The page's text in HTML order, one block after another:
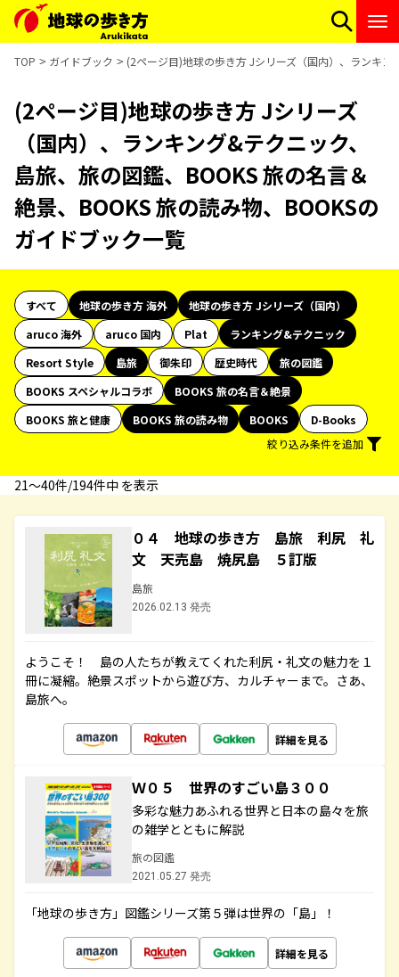
TOP ガイドブック (2ページ目)地球の歩き方 Jシリーズ（国内）、ランキ
(2ページ目)地球の歩き方 Jシリーズ
（国内）、ランキング&テクニック、
島旅、旅の図鑑、BOOKS 旅の名言＆
絶景、BOOKS 旅の読み物、BOOKSの
ガイドブック一覧
すべて 地球の歩き方 海外
地球の歩き方 Jシリーズ（国内）
aruco 海外
aruco 国内 Plat
ランキング&テクニック
Resort Style
島旅 御朱印 歴史時代
旅の図鑑
BOOKS スペシャルコラボ
BOOKS 旅の名言＆絶景
BOOKS 旅と健康
BOOKS 旅の読み物 BOOKS
D-Books
絞り込み条件を追加
21〜40件/194件中 を表示
０４ 地球の歩き方 島旅 利尻 礼
文 天売島 焼尻島 ５訂版
島旅
2026.02.13 発売
ようこそ！ 島の人たちが教えてくれた利尻・礼文の魅力を１
冊に凝縮。絶景スポットから遊び方、カルチャーまで。さあ、
島旅へ。
詳細を見る
Ｗ０５ 世界のすごい島３００
多彩な魅力あふれる世界と日本の島々を旅
の雑学とともに解説
旅の図鑑
2021.05.27 発売
「地球の歩き方」図鑑シリーズ第５弾は世界の「島」！
詳細を見る